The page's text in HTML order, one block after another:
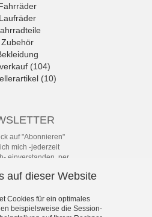
Laufräder
Zubehör
(104)
(10)
auf "Abonnieren"
mich -jederzeit
einverstanden, per
über Angebote und
mit weiteren
ich zur Kenntnis
auf dieser Website
Cookies für ein optimales
beispielsweise die Session-